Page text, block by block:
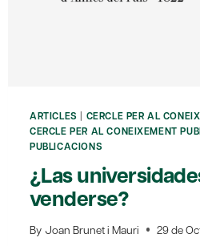
ARTICLES | CERCLE PER AL
CERCLE PER AL CONEIXEMENT
PUBLICACIONS
¿Las
venderse?
By Joan Brunet i Mauri 29 de